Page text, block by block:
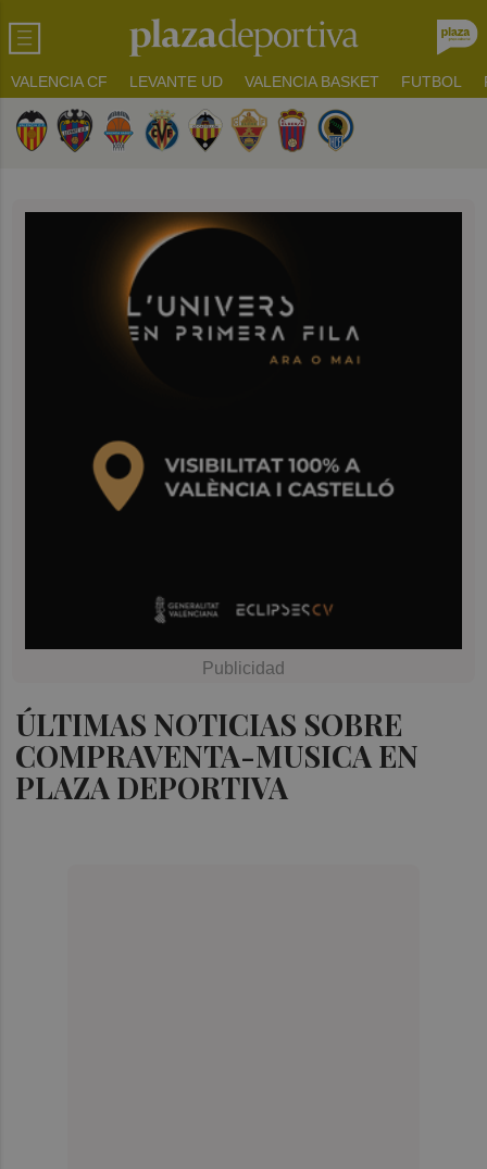
VALENCIA CF LEVANTE UD VALENCIA BASKET FUTBOL
ÚLTIMAS NOTICIAS SOBRE
COMPRAVENTA-MUSICA EN
PLAZA DEPORTIVA